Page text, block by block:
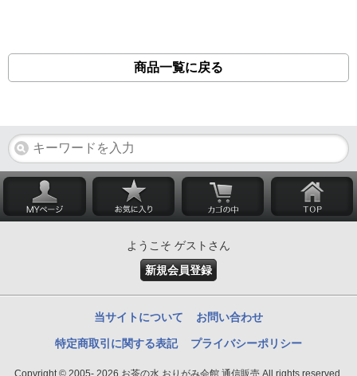
商品一覧に戻る
ようこそ ゲストさん
新規会員登録
当サイトについて お問い合わせ
特定商取引に関する表記 プライバシーポリシー
Copyright © 2005- 2026 お茶の水 おりがみ会館 通信販売 All rights reserved.